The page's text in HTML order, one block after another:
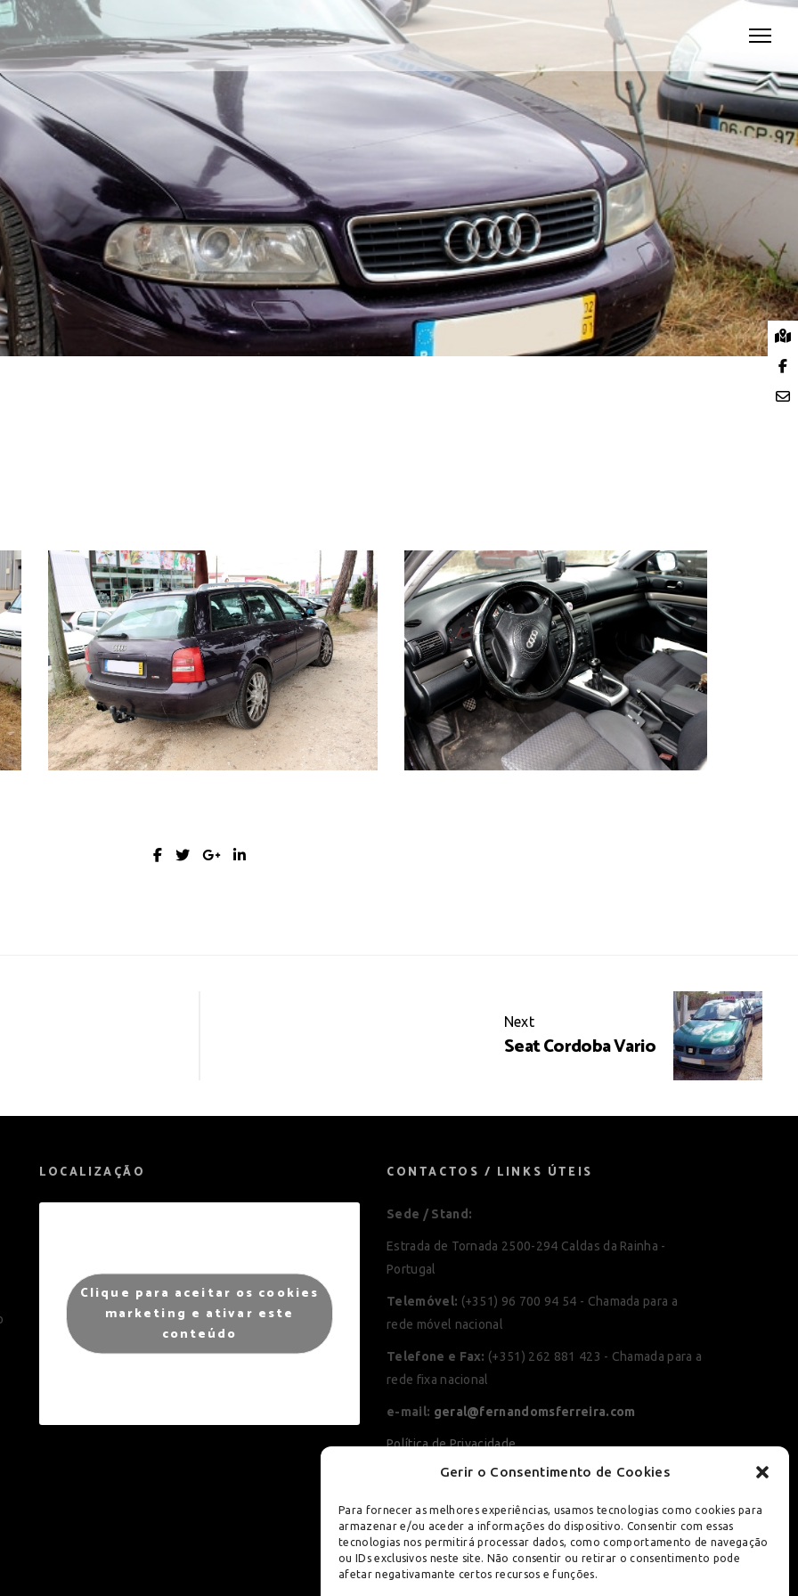
Gerir o Consentimento de Cookies
Para fornecer as melhores experiências, usamos tecnologias como cookies para
armazenar e/ou aceder a informações do dispositivo. Consentir com essas
tecnologias nos permitirá processar dados, como comportamento de navegação
ou IDs exclusivos neste site. Não consentir ou retirar o consentimento pode
afetar negativamante certos recursos e funções.
Next
Seat Cordoba Vario
LOCALIZAÇÃO
Clique para aceitar os cookies
marketing e ativar este
conteúdo
CONTACTOS / LINKS ÚTEIS
Sede / Stand:
Estrada de Tornada 2500-294 Caldas da Rainha -
Portugal
Telemóvel: (+351) 96 700 94 54 - Chamada para a
rede móvel nacional
Telefone e Fax: (+351) 262 881 423 - Chamada para a
rede fixa nacional
e-mail: geral@fernandomsferreira.com
Política de Privacidade
Política de Cookies
Livro de Reclamações Online
Centros RAL